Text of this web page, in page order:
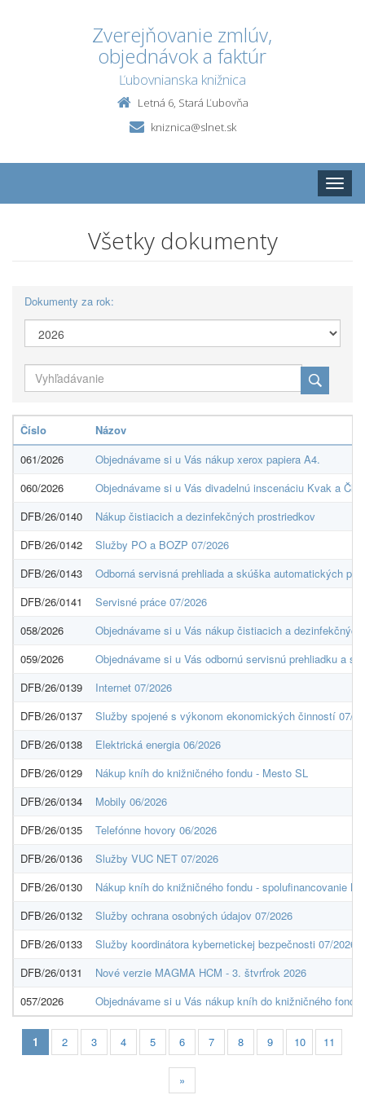
Zverejňovanie zmlúv,
objednávok a faktúr
Ľubovnianska knižnica
Letná 6, Stará Ľubovňa
kniznica@slnet.sk
Toggle
Všetky dokumenty
Dokumenty za rok:
Číslo
Názov
061/2026
Objednávame si u Vás nákup xerox papiera A4.
060/2026
Objednávame si u Vás divadelnú inscenáciu Kvak a
DFB/26/0140
Nákup čistiacich a dezinfekčných prostriedkov
DFB/26/0142
Služby PO a BOZP 07/2026
DFB/26/0143
Odborná servisná prehliada a skúška automatických
DFB/26/0141
Servisné práce 07/2026
058/2026
Objednávame si u Vás nákup čistiacich a
059/2026
Objednávame si u Vás odbornú servisnú prehliadku a
DFB/26/0139
Internet 07/2026
DFB/26/0137
Služby spojené s výkonom ekonomických činností 07/
DFB/26/0138
Elektrická energia 06/2026
DFB/26/0129
Nákup kníh do knižničného fondu - Mesto SL
DFB/26/0134
Mobily 06/2026
DFB/26/0135
Telefónne hovory 06/2026
DFB/26/0136
Služby VUC NET 07/2026
DFB/26/0130
Nákup kníh do knižničného fondu - spolufinancovanie
DFB/26/0132
Služby ochrana osobných údajov 07/2026
DFB/26/0133
Služby koordinátora kybernetickej bezpečnosti 07/2026
DFB/26/0131
Nové verzie MAGMA HCM - 3. štvrťrok 2026
057/2026
Objednávame si u Vás nákup kníh do knižničného
1 2 3 4 5 6 7 8 9 10 11
»